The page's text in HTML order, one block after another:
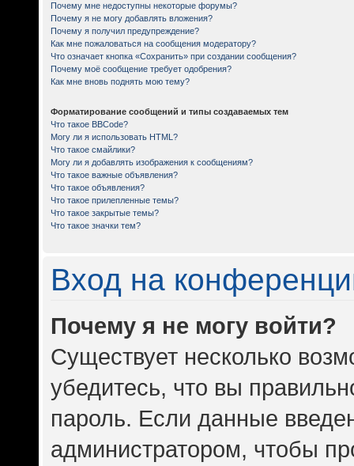
Почему мне недоступны некоторые форумы?
Почему я не могу добавлять вложения?
Почему я получил предупреждение?
Как мне пожаловаться на сообщения модератору?
Что означает кнопка «Сохранить» при создании сообщения?
Почему моё сообщение требует одобрения?
Как мне вновь поднять мою тему?
Форматирование сообщений и типы создаваемых тем
Что такое BBCode?
Могу ли я использовать HTML?
Что такое смайлики?
Могу ли я добавлять изображения к сообщениям?
Что такое важные объявления?
Что такое объявления?
Что такое прилепленные темы?
Что такое закрытые темы?
Что такое значки тем?
Вход на
Почему я не могу войти?
Существует несколько
убедитесь, что вы
пароль. Если данные
администратором, чтобы